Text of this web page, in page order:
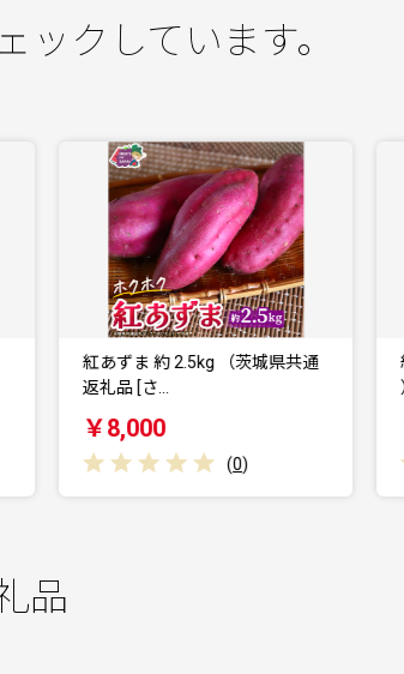
クしています。
茨城県共通
紅あずま 約 2.5kg （3回 定期便
品